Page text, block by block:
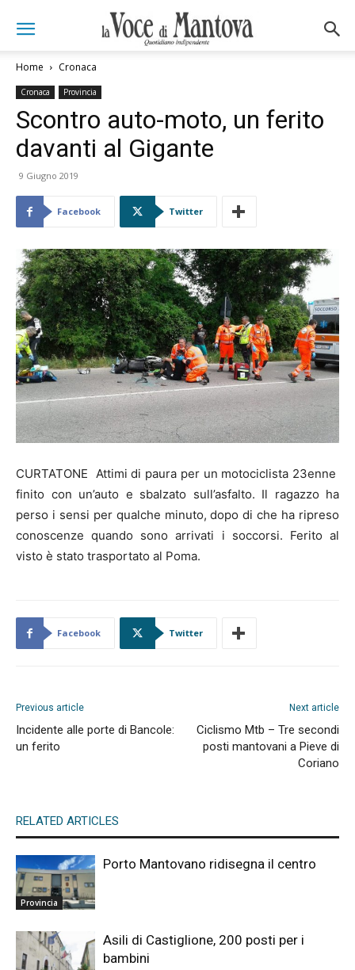
Home Cronaca
Cronaca Provincia
Scontro auto-moto, un ferito
davanti al Gigante
9 Giugno 2019
Facebook Twitter
CURTATONE Attimi di paura per un motociclista 23enne
finito con un’auto e sbalzato sull’asfalto. Il ragazzo ha
perso i sensi per qualche minuto, dopo di che ha ripreso
conoscenze quando sono arrivati i soccorsi. Ferito al
visto è stato trasportato al Poma.
Facebook Twitter
Previous article
Incidente alle porte di Bancole:
un ferito
Next article
Ciclismo Mtb – Tre secondi
posti mantovani a Pieve di
Coriano
RELATED ARTICLES
Provincia
Porto Mantovano ridisegna il centro
Asili di Castiglione, 200 posti per i
bambini